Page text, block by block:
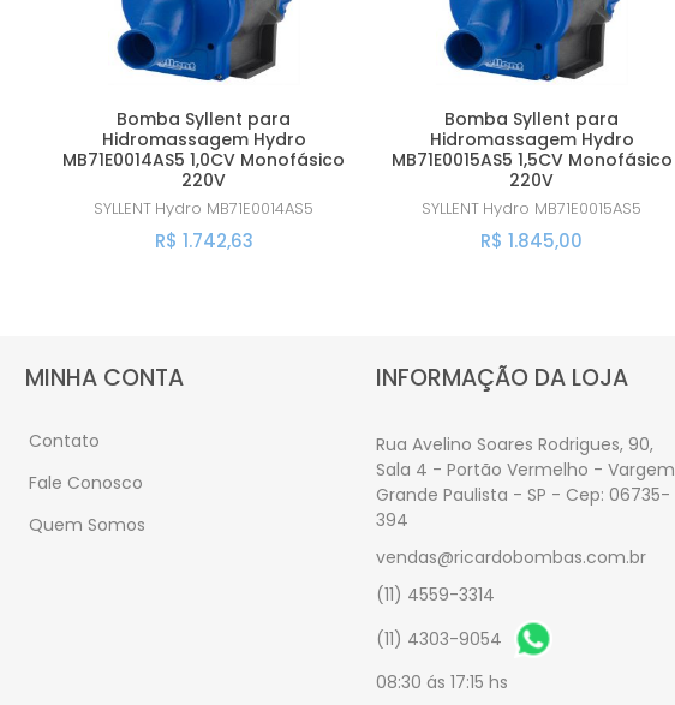
Bomba Syllent para
Hidromassagem Hydro
MB71E0014AS5 1,0CV Monofásico
220V
SYLLENT Hydro MB71E0014AS5
R$ 1.742,63
Bomba Syllent para
Hidromassagem Hydro
MB71E0015AS5 1,5CV Monofásico
220V
SYLLENT Hydro MB71E0015AS5
R$ 1.845,00
MINHA CONTA
Contato
Fale Conosco
Quem Somos
INFORMAÇÃO DA LOJA
Rua Avelino Soares Rodrigues, 90,
Sala 4 - Portão Vermelho - Vargem
Grande Paulista - SP - Cep: 06735-
394
vendas@ricardobombas.com.br
(11) 4559-3314
(11) 4303-9054
08:30 ás 17:15 hs